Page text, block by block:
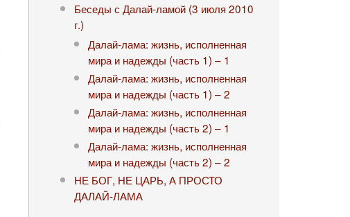
Беседы с Далай-ламой (3 июля 2010
г.)
Далай-лама: жизнь, исполненная
мира и надежды (часть 1) – 1
Далай-лама: жизнь, исполненная
мира и надежды (часть 1) – 2
Далай-лама: жизнь, исполненная
мира и надежды (часть 2) – 1
Далай-лама: жизнь, исполненная
мира и надежды (часть 2) – 2
НЕ БОГ, НЕ ЦАРЬ, А ПРОСТО
ДАЛАЙ-ЛАМА